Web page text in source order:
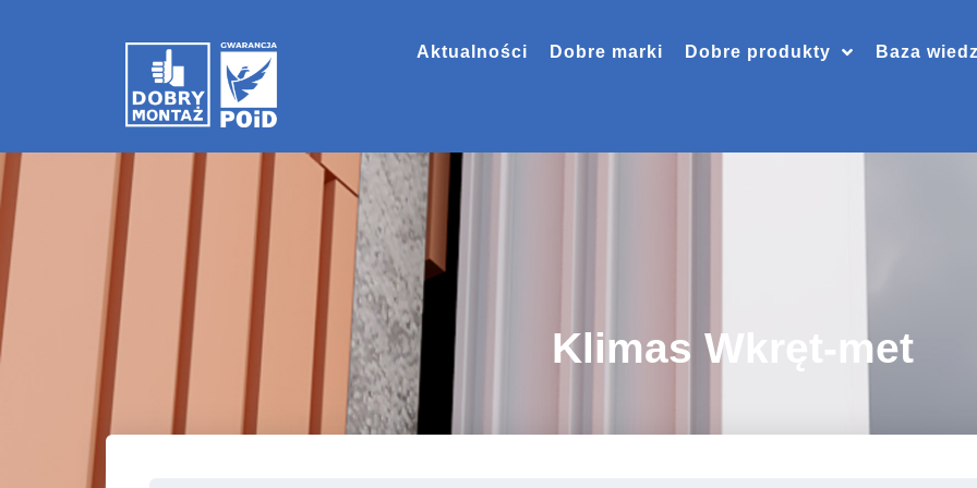
Aktualności Dobre marki Dobre produkty Baza
Klimas Wkręt-met